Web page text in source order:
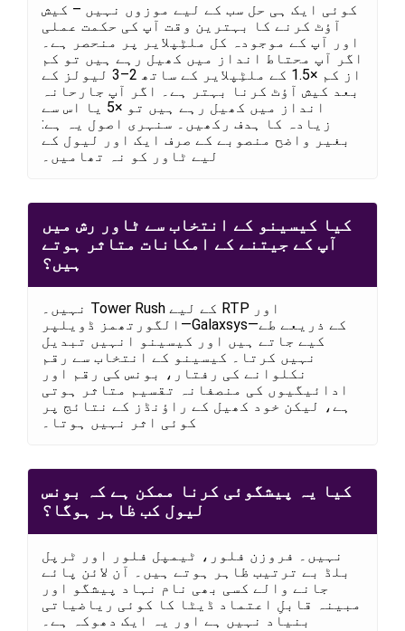
کوئی ایک ہی حل سب کے لیے موزوں نہیں – کیش
آؤٹ کرنے کا بہترین وقت آپ کی حکمت عملی
اور آپ کے موجودہ کل ملٹِپلایر پر منحصر ہے۔
اگر آپ محتاط انداز میں کھیل رہے ہیں تو کم
از کم ×1.5 کے ملٹِپلایر کے ساتھ 2–3 لیولز کے
بعد کیش آؤٹ کرنا بہتر ہے۔ اگر آپ جارحانہ
انداز میں کھیل رہے ہیں تو ×5 یا اس سے
زیادہ کا ہدف رکھیں۔ سنہری اصول یہ ہے:
بغیر واضح منصوبے کے صرف ایک اور لیول کے
لیے ٹاور کو نہ تھامیں۔
کیا کیسینو کے انتخاب سے ٹاور رش میں
آپ کے جیتنے کے امکانات متاثر ہوتے
ہیں؟
نہیں۔ Tower Rush کے لیے RTP اور
الگورتھمز ڈویلپر—Galaxsys—کے ذریعے طے
کیے جاتے ہیں اور کیسینو انہیں تبدیل
نہیں کرتا۔ کیسینو کے انتخاب سے رقم
نکلوانے کی رفتار، بونس کی رقم اور
ادائیگیوں کی منصفانہ تقسیم متاثر ہوتی
ہے، لیکن خود کھیل کے راؤنڈز کے نتائج پر
کوئی اثر نہیں ہوتا۔
کیا یہ پیشگوئی کرنا ممکن ہے کہ بونس
لیول کب ظاہر ہوگا؟
نہیں۔ فروزن فلور، ٹیمپل فلور اور ٹرپل
بلڈ بے ترتیب ظاہر ہوتے ہیں۔ آن لائن پائے
جانے والے کسی بھی نام نہاد پیشگو اور
مبینہ قابلِ اعتماد ڈیٹا کا کوئی ریاضیاتی
بنیاد نہیں ہے اور یہ ایک دھوکہ ہے۔